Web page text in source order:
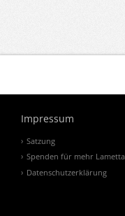
Impressum
Satzung
Spenden für mehr
Datenschutzerklärung